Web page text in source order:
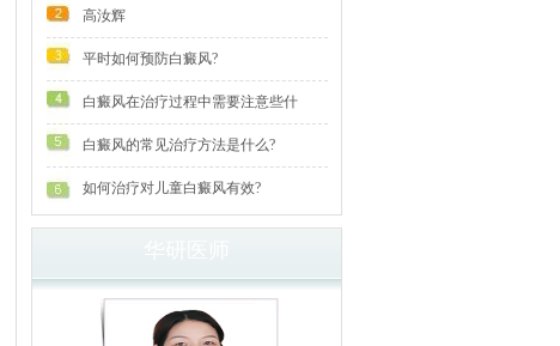
高汝辉
平时如何预防白癜风?
白癜风在治疗过程中需要注意些什
白癜风的常见治疗方法是什么?
如何治疗对儿童白癜风有效?